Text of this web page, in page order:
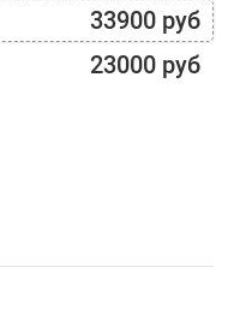
33900 руб
23000 руб